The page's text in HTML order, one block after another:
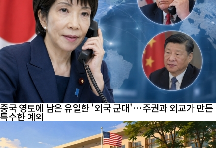
중국 영토에 남은 유일한 '외국 군대'…주권과 외교가 만든
특수한 예외